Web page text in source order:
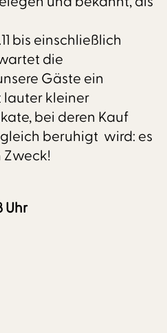
bis einschließlich
die
Gäste ein
kleiner
bei deren Kauf
beruhigt wird: es
Zweck!
Uhr